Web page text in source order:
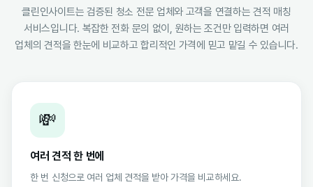
클린인사이트는 검증된 청소 전문 업체와 고객을 연결하는 견적 매칭
서비스입니다. 복잡한 전화 문의 없이, 원하는 조건만 입력하면 여러
업체의 견적을 한눈에 비교하고 합리적인 가격에 믿고 맡길 수 있습니다.
💸
여러 견적 한 번에
한 번 신청으로 여러 업체 견적을 받아 가격을 비교하세요.